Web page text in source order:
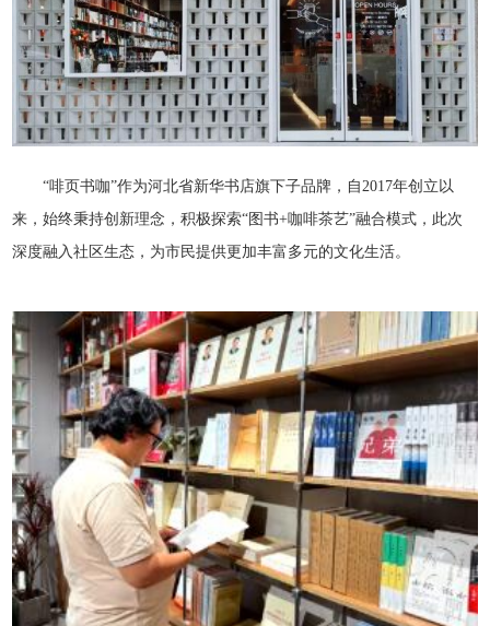
“啡页书咖”作为河北省新华书店旗下子品牌，自2017年创立以
来，始终秉持创新理念，积极探索“图书+咖啡茶艺”融合模式，此次
深度融入社区生态，为市民提供更加丰富多元的文化生活。